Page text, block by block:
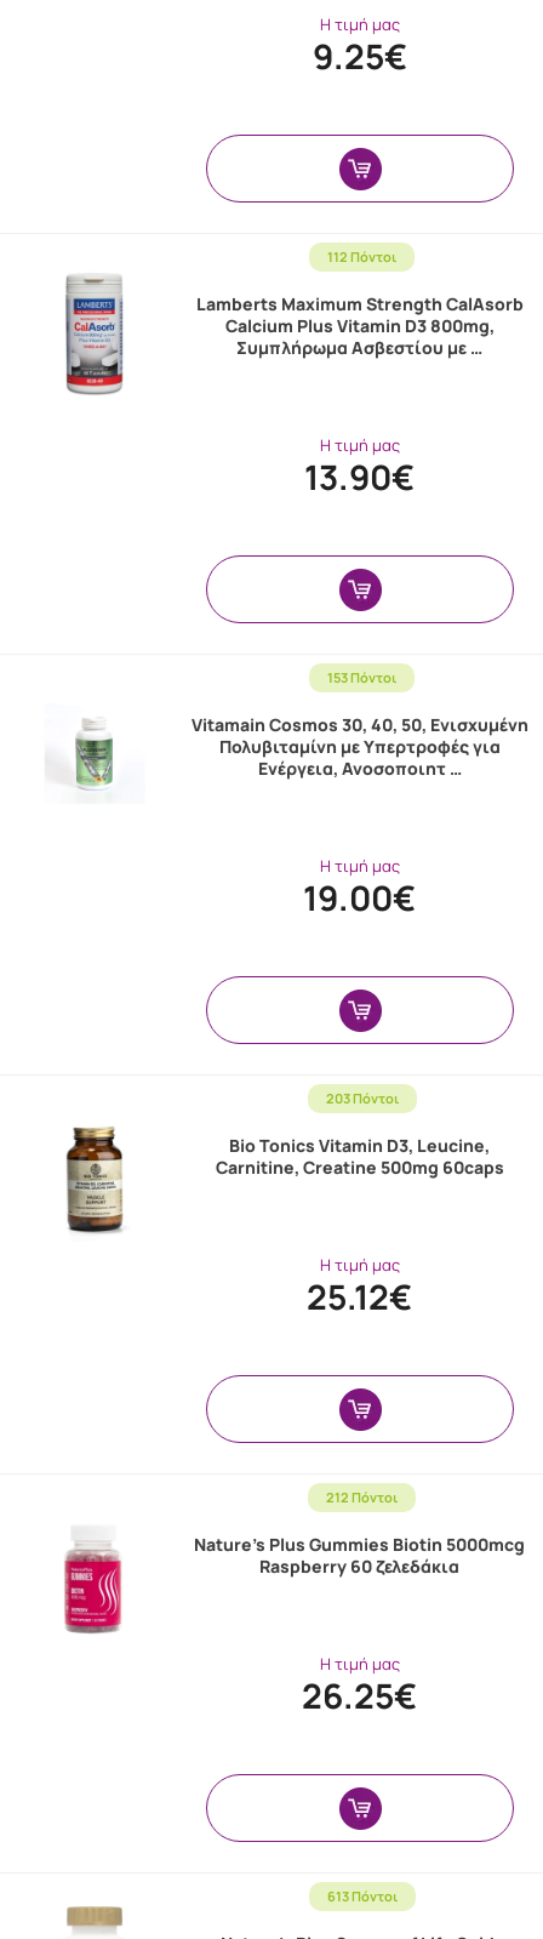
Η τιμή μας
9.25€
112 Πόντοι
Lamberts Maximum Strength CalAsorb
Calcium Plus Vitamin D3 800mg,
Συμπλήρωμα Ασβεστίου με …
Η τιμή μας
13.90€
153 Πόντοι
Vitamain Cosmos 30, 40, 50, Ενισχυμένη
Πολυβιταμίνη με Υπερτροφές για
Ενέργεια, Ανοσοποιητ …
Η τιμή μας
19.00€
203 Πόντοι
Bio Tonics Vitamin D3, Leucine,
Carnitine, Creatine 500mg 60caps
Η τιμή μας
25.12€
212 Πόντοι
Nature's Plus Gummies Biotin 5000mcg
Raspberry 60 ζελεδάκια
Η τιμή μας
26.25€
613 Πόντοι